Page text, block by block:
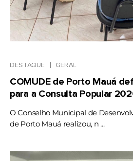
DESTAQUE GERAL
COMUDE de Porto Mauá
para a Consulta Popular
O Conselho Municipal de
de Porto Mauá realizou, n ...